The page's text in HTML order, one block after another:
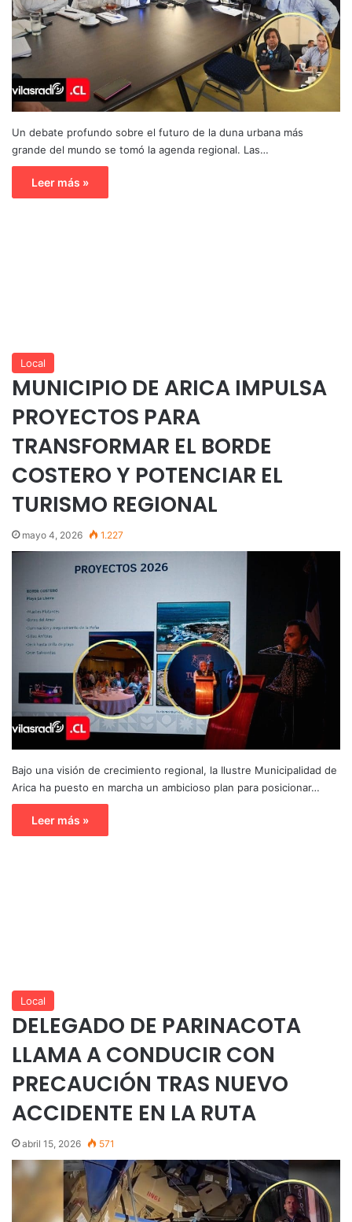
Un debate profundo sobre el futuro de la duna urbana más
grande del mundo se tomó la agenda regional. Las…
Leer más »
Local
MUNICIPIO DE ARICA IMPULSA
PROYECTOS PARA
TRANSFORMAR EL BORDE
COSTERO Y POTENCIAR EL
TURISMO REGIONAL
mayo 4, 2026 1.227
Bajo una visión de crecimiento regional, la Ilustre Municipalidad de
Arica ha puesto en marcha un ambicioso plan para posicionar…
Leer más »
Local
DELEGADO DE PARINACOTA
LLAMA A CONDUCIR CON
PRECAUCIÓN TRAS NUEVO
ACCIDENTE EN LA RUTA
abril 15, 2026 571